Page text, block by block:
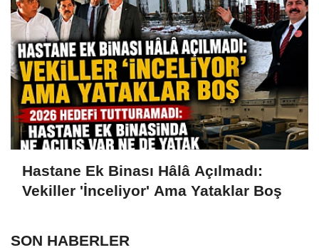
Hastane Ek Binası Hâlâ Açılmadı:
Vekiller 'İnceliyor' Ama Yataklar Boş
SON HABERLER